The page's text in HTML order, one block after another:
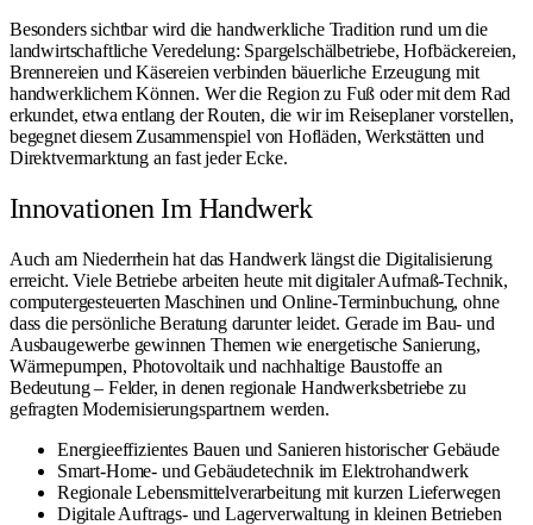
Besonders sichtbar wird die handwerkliche Tradition rund um die
landwirtschaftliche Veredelung: Spargelschälbetriebe, Hofbäckereien,
Brennereien und Käsereien verbinden bäuerliche Erzeugung mit
handwerklichem Können. Wer die Region zu Fuß oder mit dem Rad
erkundet, etwa entlang der Routen, die wir im Reiseplanervorstellen,
begegnet diesem Zusammenspiel von Hofläden, Werkstätten und
Direktvermarktung an fast jeder Ecke.
Innovationen Im Handwerk
Auch am Niederrhein hat das Handwerk längst die Digitalisierung
erreicht. Viele Betriebe arbeiten heute mit digitaler Aufmaß-Technik,
computergesteuerten Maschinen und Online-Terminbuchung, ohne
dass die persönliche Beratung darunter leidet. Gerade im Bau- und
Ausbaugewerbe gewinnen Themen wie energetische Sanierung,
Wärmepumpen, Photovoltaik und nachhaltige Baustoffe an
Bedeutung – Felder, in denen regionale Handwerksbetriebe zu
gefragten Modernisierungspartnern werden.
Energieeffizientes Bauen und Sanieren historischer Gebäude
Smart-Home- und Gebäudetechnik im Elektrohandwerk
Regionale Lebensmittelverarbeitung mit kurzen Lieferwegen
Digitale Auftrags- und Lagerverwaltung in kleinen Betrieben